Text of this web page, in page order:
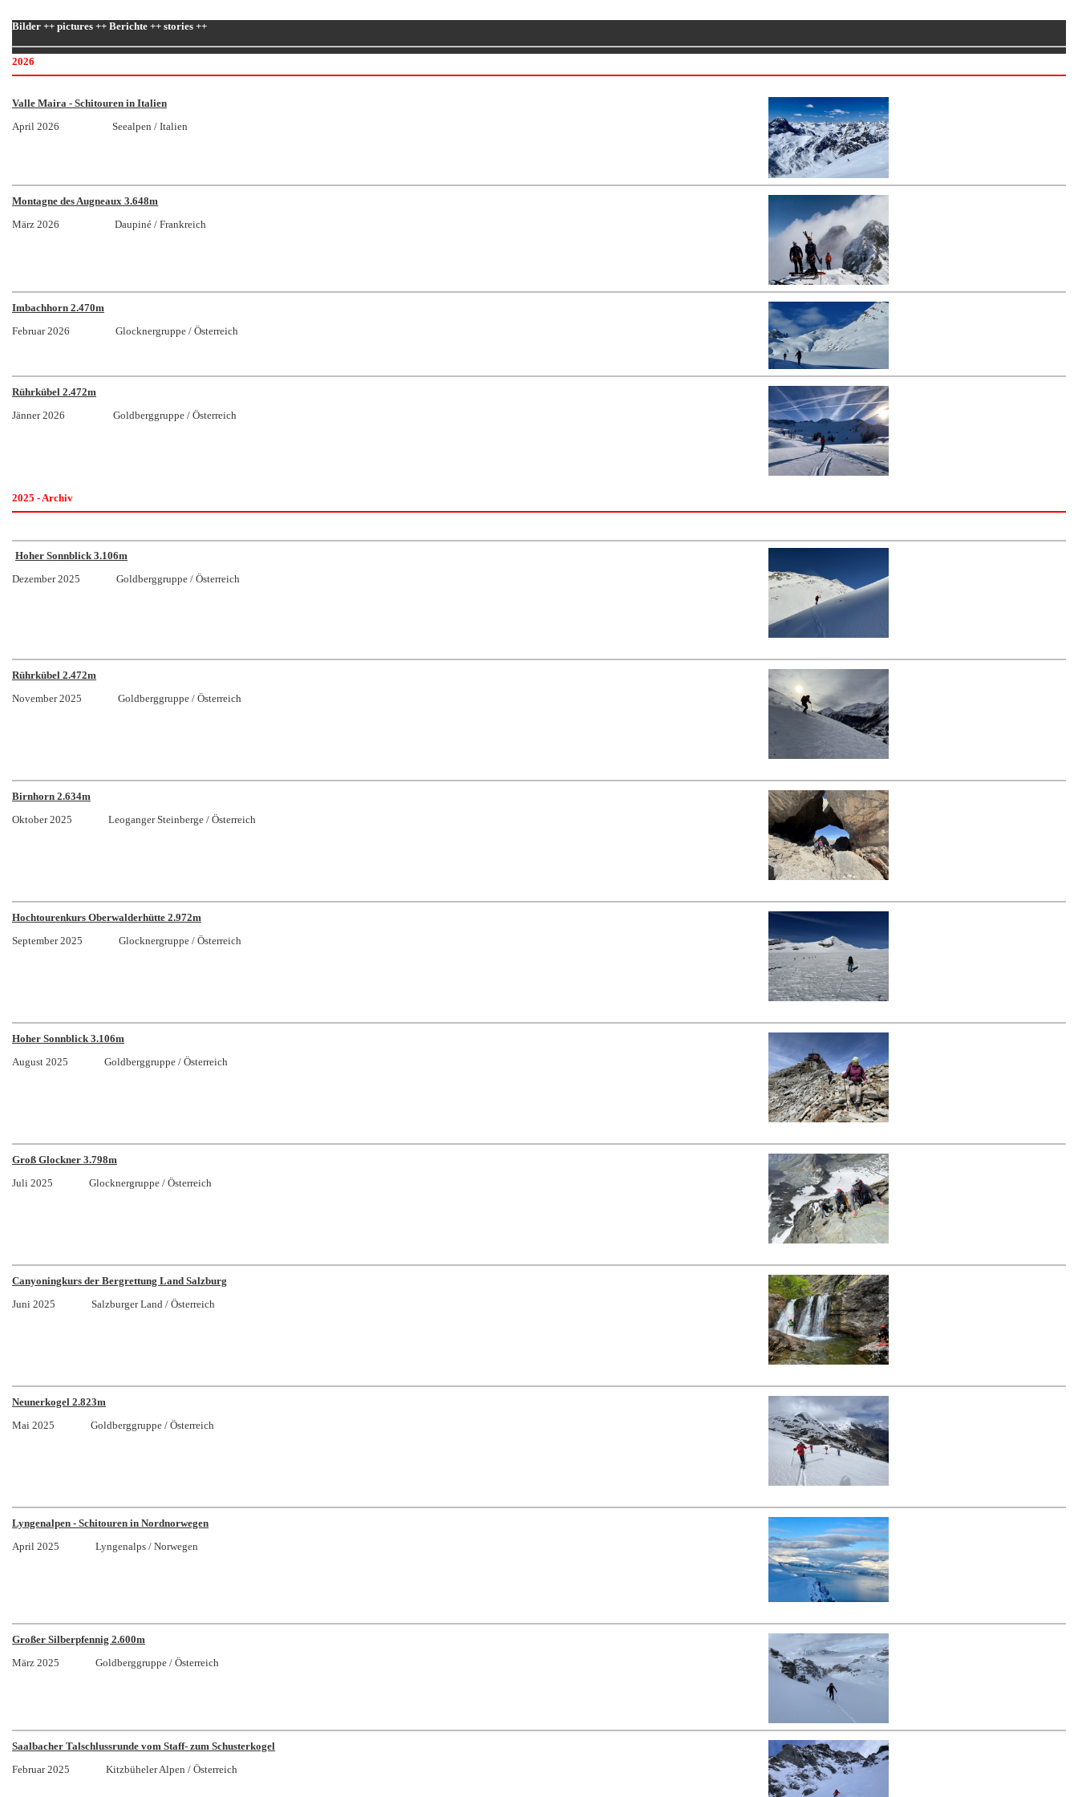
Bilder ++ pictures ++ Berichte ++ stories ++
2026
Valle Maira - Schitouren in Italien
April 2026 Seealpen / Italien
Montagne des Augneaux 3.648m
März 2026 Daupiné / Frankreich
Imbachhorn 2.470m
Februar 2026 Glocknergruppe / Österreich
Rührkübel 2.472m
Jänner 2026 Goldberggruppe / Österreich
2025 - Archiv
Hoher Sonnblick 3.106m
Dezember 2025 Goldberggruppe / Österreich
Rührkübel 2.472m
November 2025 Goldberggruppe / Österreich
Birnhorn 2.634m
Oktober 2025 Leoganger Steinberge / Österreich
Hochtourenkurs Oberwalderhütte 2.972m
September 2025 Glocknergruppe / Österreich
Hoher Sonnblick 3.106m
August 2025 Goldberggruppe / Österreich
Groß Glockner 3.798m
Juli 2025 Glocknergruppe / Österreich
Canyoningkurs der Bergrettung Land Salzburg
Juni 2025 Salzburger Land / Österreich
Neunerkogel 2.823m
Mai 2025 Goldberggruppe / Österreich
Lyngenalpen - Schitouren in Nordnorwegen
April 2025 Lyngenalps / Norwegen
Großer Silberpfennig 2.600m
März 2025 Goldberggruppe / Österreich
Saalbacher Talschlussrunde vom Staff- zum Schusterkogel
Februar 2025 Kitzbüheler Alpen / Österreich